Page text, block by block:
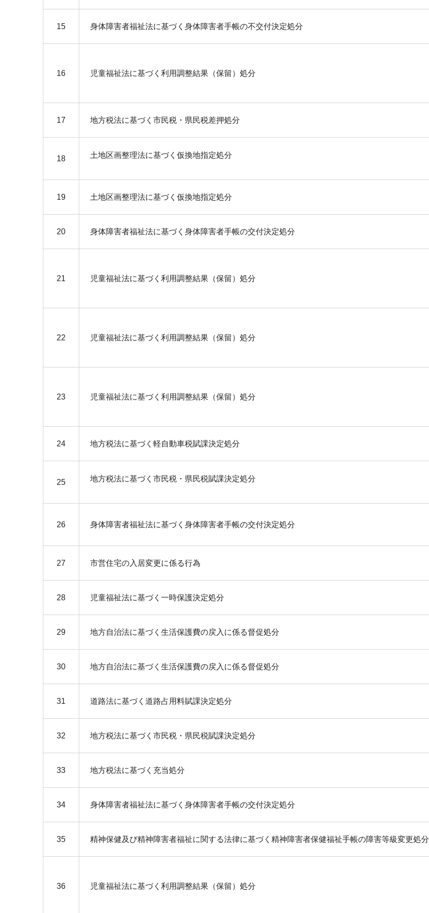
15 身体障害者福祉法に基づく身体障害者手帳の不交付決定処分
16 児童福祉法に基づく利用調整結果（保留）処分
17 地方税法に基づく市民税・県民税差押処分
18 土地区画整理法に基づく仮換地指定処分
19 土地区画整理法に基づく仮換地指定処分
20 身体障害者福祉法に基づく身体障害者手帳の交付決定処分
21 児童福祉法に基づく利用調整結果（保留）処分
22 児童福祉法に基づく利用調整結果（保留）処分
23 児童福祉法に基づく利用調整結果（保留）処分
24 地方税法に基づく軽自動車税賦課決定処分
25 地方税法に基づく市民税・県民税賦課決定処分
26 身体障害者福祉法に基づく身体障害者手帳の交付決定処分
27 市営住宅の入居変更に係る行為
28 児童福祉法に基づく一時保護決定処分
29 地方自治法に基づく生活保護費の戻入に係る督促処分
30 地方自治法に基づく生活保護費の戻入に係る督促処分
31 道路法に基づく道路占用料賦課決定処分
32 地方税法に基づく市民税・県民税賦課決定処分
33 地方税法に基づく充当処分
34 身体障害者福祉法に基づく身体障害者手帳の交付決定処分
35 精神保健及び精神障害者福祉に関する法律に基づく精神障害者保健福祉手帳の障害等級変更処分
36 児童福祉法に基づく利用調整結果（保留）処分